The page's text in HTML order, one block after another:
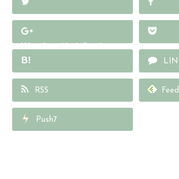
Warning: Undefined array
key "Google+" in
/home/wp578429/cul-
into.com/public_html/wp
-content/plugins/sns-
count-cache/sns-count-
B!
RSS
Push7